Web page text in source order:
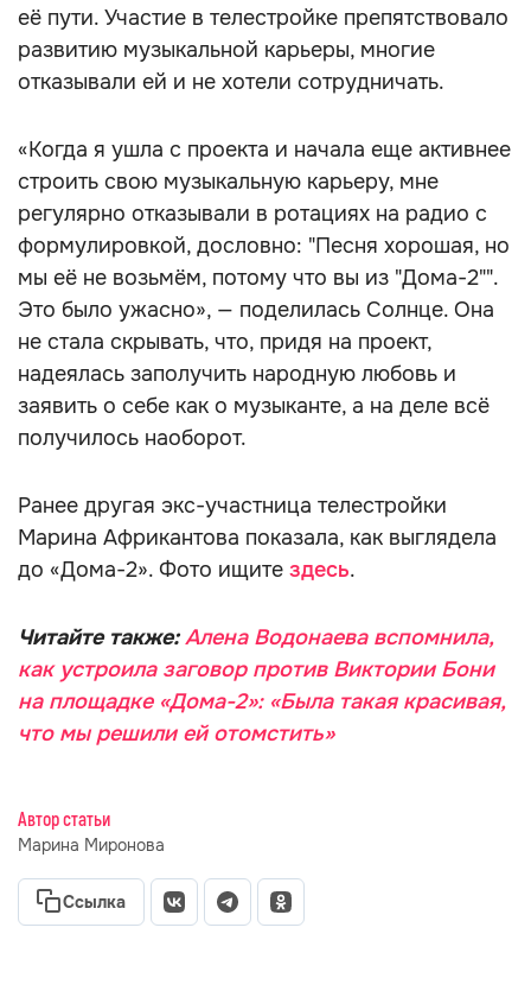
её пути. Участие в телестройке препятствовало
развитию музыкальной карьеры, многие
отказывали ей и не хотели сотрудничать.
«Когда я ушла с проекта и начала еще активнее
строить свою музыкальную карьеру, мне
регулярно отказывали в ротациях на радио с
формулировкой, дословно: "Песня хорошая, но
мы её не возьмём, потому что вы из "Дома-2"".
Это было ужасно», — поделилась Солнце. Она
не стала скрывать, что, придя на проект,
надеялась заполучить народную любовь и
заявить о себе как о музыканте, а на деле всё
получилось наоборот.
Ранее другая экс-участница телестройки
Марина Африкантова показала, как выглядела
до «Дома-2». Фото ищите здесь.
Читайте также:Алена Водонаева вспомнила,
как устроила заговор против Виктории Бони
на площадке «Дома-2»: «Была такая красивая,
что мы решили ей отомстить»
Автор статьи
Марина Миронова
Ссылка